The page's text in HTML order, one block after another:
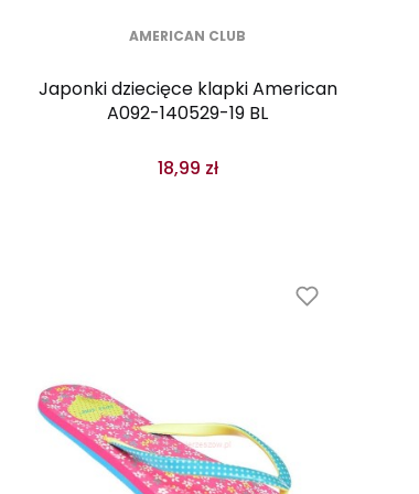
AMERICAN CLUB
Japonki dziecięce klapki American
A092-140529-19 BL
18,99 zł